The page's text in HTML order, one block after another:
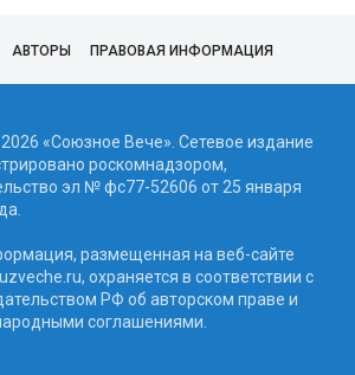
АВТОРЫ ПРАВОВАЯ ИНФОРМАЦИЯ
«Союзное Вече». Сетевое издание
роскомнадзором,
эл № фc77-52606 от 25 января
размещенная на веб-сайте
охраняется в соответствии с
РФ об авторском праве и
соглашениями.